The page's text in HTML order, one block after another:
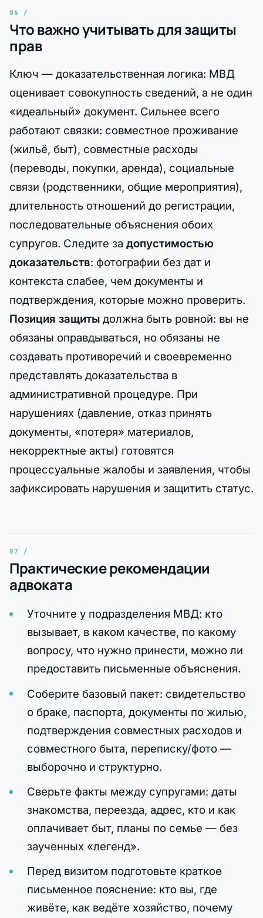
Что важно учитывать для защиты
прав
Ключ — доказательственная логика: МВД
оценивает совокупность сведений, а не один
«идеальный» документ. Сильнее всего
работают связки: совместное проживание
(жильё, быт), совместные расходы
(переводы, покупки, аренда), социальные
связи (родственники, общие мероприятия),
длительность отношений до регистрации,
последовательные объяснения обоих
супругов. Следите за допустимостью
доказательств: фотографии без дат и
контекста слабее, чем документы и
подтверждения, которые можно проверить.
Позиция защиты должна быть ровной: вы не
обязаны оправдываться, но обязаны не
создавать противоречий и своевременно
представлять доказательства в
административной процедуре. При
нарушениях (давление, отказ принять
документы, «потеря» материалов,
некорректные акты) готовятся
процессуальные жалобы и заявления, чтобы
зафиксировать нарушения и защитить статус.
Практические рекомендации
адвоката
Уточните у подразделения МВД: кто
вызывает, в каком качестве, по какому
вопросу, что нужно принести, можно ли
предоставить письменные объяснения.
Соберите базовый пакет: свидетельство
о браке, паспорта, документы по жилью,
подтверждения совместных расходов и
совместного быта, переписку/фото —
выборочно и структурно.
Сверьте факты между супругами: даты
знакомства, переезда, адрес, кто и как
оплачивает быт, планы по семье — без
заученных «легенд».
Перед визитом подготовьте краткое
письменное пояснение: кто вы, где
живёте, как ведёте хозяйство, почему